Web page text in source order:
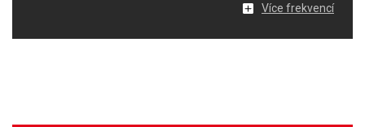
Více frekvencí